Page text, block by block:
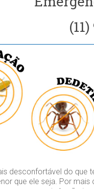
desconfortável do que
que ele seja. Por